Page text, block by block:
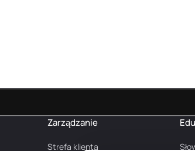
Zarządzanie
Strefa klienta